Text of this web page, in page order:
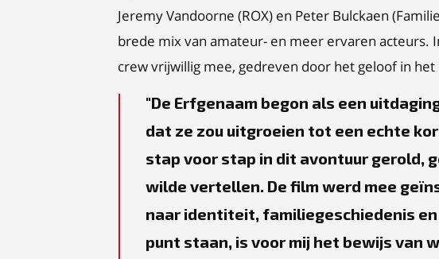
Jeremy Vandoorne (ROX) en Peter Bulckaen
brede mix van amateur- en meer ervaren acteurs.
crew vrijwillig mee, gedreven door het geloof in
De Erfgenaam begon als een
dat ze zou uitgroeien tot een echte
stap voor stap in dit avontuur gerold,
wilde vertellen. De film werd mee
naar identiteit, familiegeschiedenis
punt staan, is voor mij het bewijs van